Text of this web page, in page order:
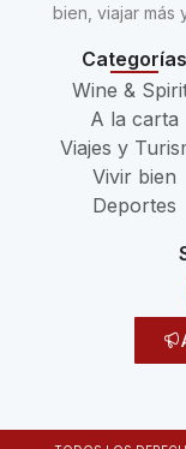
bien, viajar más
Categorías
Wine &
A la carta
Viajes y
Vivir bien
Deportes